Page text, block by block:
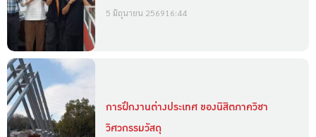
5 มิถุนายน 256916:44
การฝึกงานต่างประเทศ ของนิสิตภาควิชา
วิศวกรรมวัสดุ